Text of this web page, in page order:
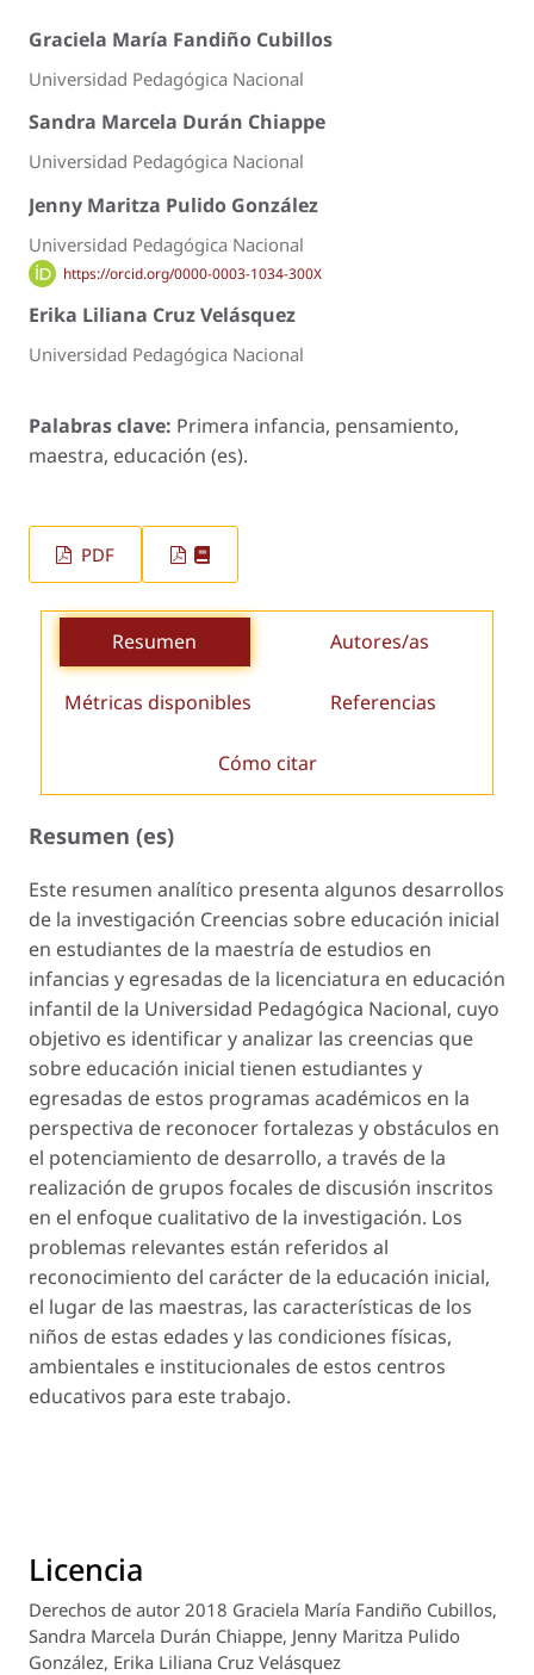
Graciela María Fandiño Cubillos
Universidad Pedagógica Nacional
Sandra Marcela Durán Chiappe
Universidad Pedagógica Nacional
Jenny Maritza Pulido González
Universidad Pedagógica Nacional
https://orcid.org/0000-0003-1034-300X
Erika Liliana Cruz Velásquez
Universidad Pedagógica Nacional
Palabras clave: Primera infancia, pensamiento,
maestra, educación (es).
PDF
Resumen Autores/as
Métricas disponibles Referencias
Cómo citar
Resumen (es)
Este resumen analítico presenta algunos desarrollos
de la investigación Creencias sobre educación inicial
en estudiantes de la maestría de estudios en
infancias y egresadas de la licenciatura en educación
infantil de la Universidad Pedagógica Nacional, cuyo
objetivo es identificar y analizar las creencias que
sobre educación inicial tienen estudiantes y
egresadas de estos programas académicos en la
perspectiva de reconocer fortalezas y obstáculos en
el potenciamiento de desarrollo, a través de la
realización de grupos focales de discusión inscritos
en el enfoque cualitativo de la investigación. Los
problemas relevantes están referidos al
reconocimiento del carácter de la educación inicial,
el lugar de las maestras, las características de los
niños de estas edades y las condiciones físicas,
ambientales e institucionales de estos centros
educativos para este trabajo.
Licencia
Derechos de autor 2018 Graciela María Fandiño Cubillos,
Sandra Marcela Durán Chiappe, Jenny Maritza Pulido
González, Erika Liliana Cruz Velásquez